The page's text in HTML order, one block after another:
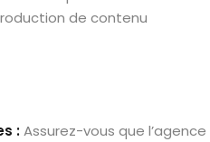
de contenu
:Assurez-vous que l’agence